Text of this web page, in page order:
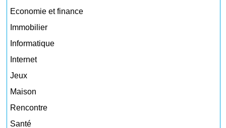
Economie et finance
Immobilier
Informatique
Internet
Jeux
Maison
Rencontre
Santé